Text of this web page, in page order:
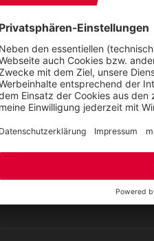
MISS L10
NEW CLASSICS
NOVA